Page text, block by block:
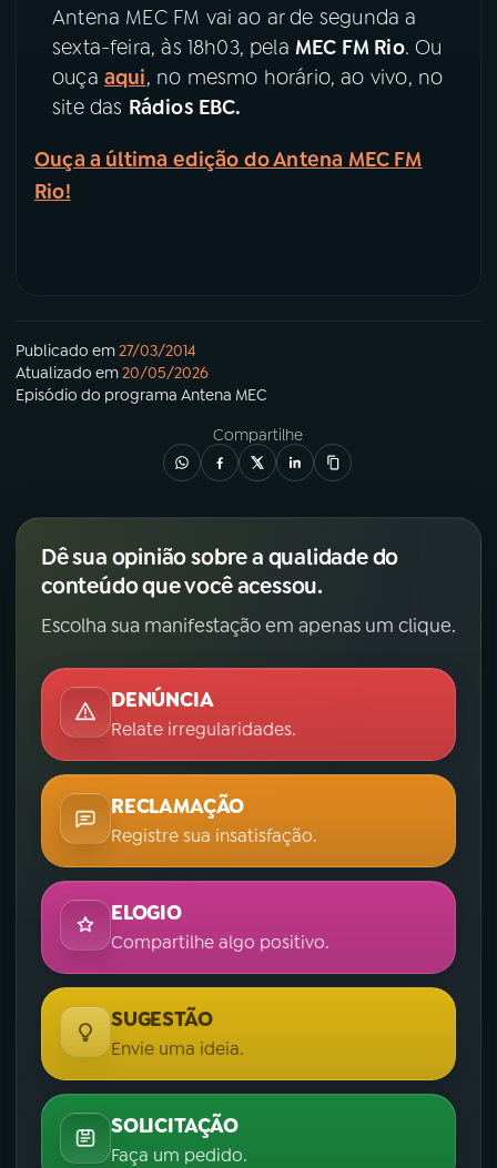
08PRÊMIO RÁDIO MEC
ACOMPANHE A RÁDIO MEC
Instagram
Antena MEC FM vai ao ar de segunda a
sexta-feira, às 18h03, pela MEC FM Rio. Ou
ouça aqui, no mesmo horário, ao vivo, no
site das Rádios EBC.
Ouça a última edição do Antena MEC FM
Rio!
Publicado em27/03/2014
Atualizado em20/05/2026
Episódio do programa Antena MEC
Compartilhe
Dê sua opinião sobre a qualidade do
conteúdo que você acessou.
Escolha sua manifestação em apenas um clique.
DENÚNCIA
Relate irregularidades.
RECLAMAÇÃO
Registre sua insatisfação.
ELOGIO
Compartilhe algo positivo.
SUGESTÃO
Envie uma ideia.
SOLICITAÇÃO
Faça um pedido.